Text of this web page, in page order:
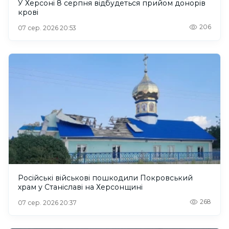
У Херсоні 8 серпня відбудеться прийом донорів
крові
07 сер. 2026 20:53 206
Російські військові пошкодили Покровський
храм у Станіславі на Херсонщині
07 сер. 2026 20:37 268